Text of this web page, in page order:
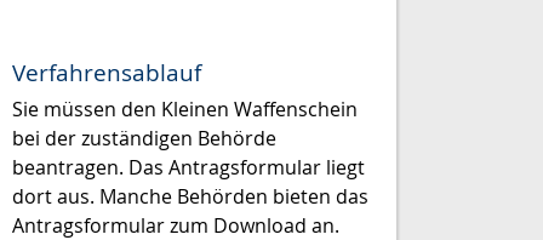
Verfahrensablauf
Sie müssen den Kleinen Waffenschein
bei der zuständigen Behörde
beantragen. Das Antragsformular liegt
dort aus. Manche Behörden bieten das
Antragsformular zum Download an.